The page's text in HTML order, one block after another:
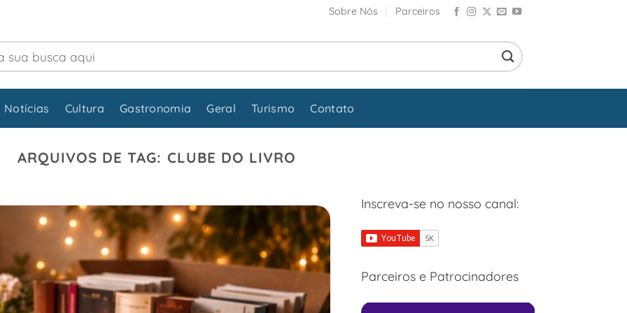
Sobre Nós Parceiros
Notícias Cultura Gastronomia Geral Turismo Contato
ARQUIVOS DE TAG: CLUBE DO LIVRO
Inscreva-se no nosso canal:
Parceiros e Patrocinadores